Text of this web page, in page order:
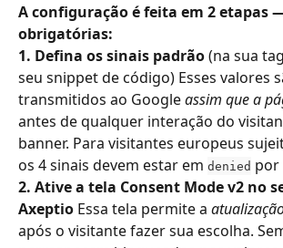
A configuração é feita em 2 etapas
obrigatórias:
1. Defina os sinais padrão (na sua
seu snippet de código) Esses valores
transmitidos ao Google assim que a
antes de qualquer interação do
banner. Para visitantes europeus
os 4 sinais devem estar em denied por
2. Ative a tela Consent Mode v2 no
Axeptio Essa tela permite a
após o visitante fazer sua escolha.